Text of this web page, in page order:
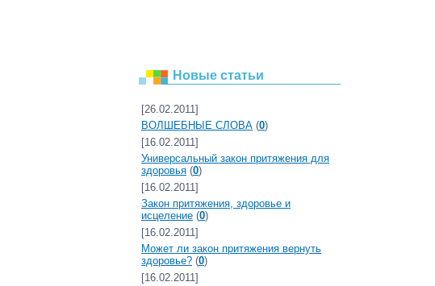
Новые статьи
[26.02.2011]
ВОЛШЕБНЫЕ СЛОВА (0)
[16.02.2011]
Универсальный закон притяжения для
здоровья (0)
[16.02.2011]
Закон притяжения, здоровье и
исцеление (0)
[16.02.2011]
Может ли закон притяжения вернуть
здоровье? (0)
[16.02.2011]